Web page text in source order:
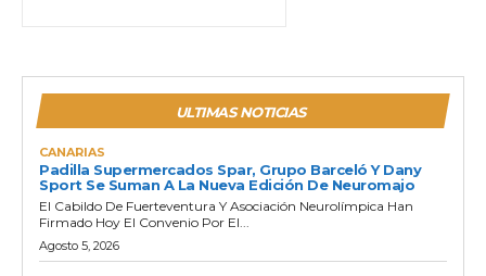
ULTIMAS NOTICIAS
CANARIAS
Padilla Supermercados Spar, Grupo Barceló Y Dany
Sport Se Suman A La Nueva Edición De Neuromajo
El Cabildo De Fuerteventura Y Asociación Neurolímpica Han
Firmado Hoy El Convenio Por El...
Agosto 5, 2026